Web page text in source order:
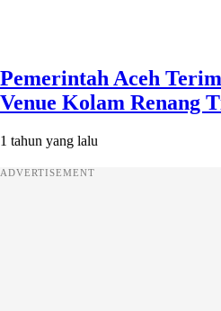
Pemerintah Aceh
Venue Kolam Renang
1 tahun yang lalu
ADVERTISEMENT